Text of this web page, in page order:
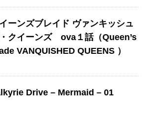
ーンズブレイド ヴァンキッシュ
・クイーンズ ova１話（Queen’s
VANQUISHED QUEENS ）
Drive – Mermaid – 01